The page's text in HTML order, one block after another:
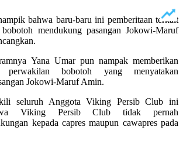
bahwa baru-baru ini pemberitaan terkait
mendukung pasangan Jokowi-Maruf
Yana Umar pun nampak memberikan
bobotoh yang menyatakan
Jokowi-Maruf Amin.
seluruh Anggota Viking Persib Club ini
Viking Persib Club tidak pernah
kepada capres maupun cawapres pada